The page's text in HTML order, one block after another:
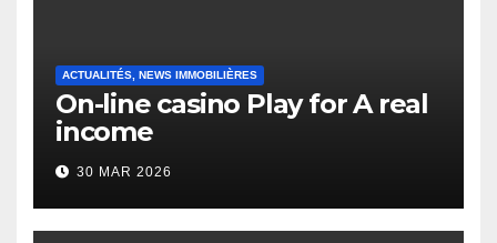
ACTUALITÉS, NEWS IMMOBILIÈRES
On-line casino Play for A real
income
30 MAR 2026